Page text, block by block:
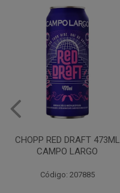
CHOPP RED DRAFT 500ML
CAMPO LARGO
Código: 259450